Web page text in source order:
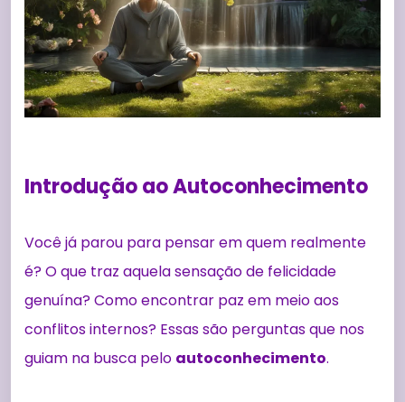
Introdução ao Autoconhecimento
Você já parou para pensar em quem realmente
é? O que traz aquela sensação de felicidade
genuína? Como encontrar paz em meio aos
conflitos internos? Essas são perguntas que nos
guiam na busca pelo autoconhecimento.